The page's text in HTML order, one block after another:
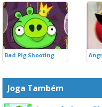
Bad Pig Shooting
Joga Também